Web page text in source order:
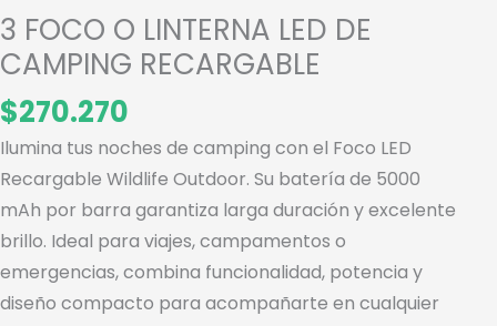
3 FOCO O LINTERNA LED DE
CAMPING RECARGABLE
$270.270
Ilumina tus noches de camping con el Foco LED
Recargable Wildlife Outdoor. Su batería de 5000
mAh por barra garantiza larga duración y excelente
brillo. Ideal para viajes, campamentos o
emergencias, combina funcionalidad, potencia y
diseño compacto para acompañarte en cualquier